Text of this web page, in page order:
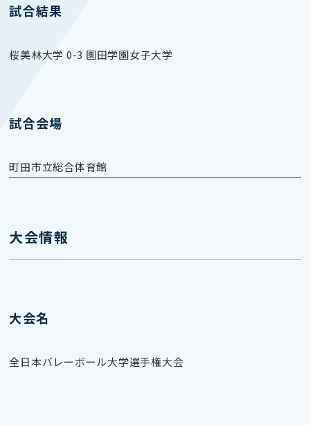
試合結果
桜美林大学 0-3 園田学園女子大学
試合会場
町田市立総合体育館
大会情報
大会名
全日本バレーボール大学選手権大会